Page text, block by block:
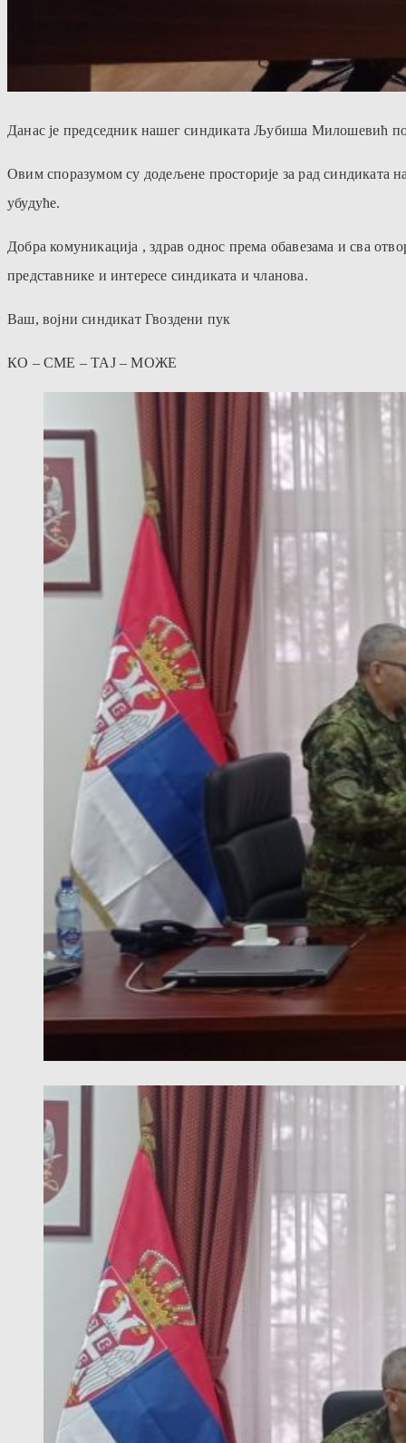
Данас је председник нашег синдиката Љубиша Милошевић
Овим споразумом су додељене просторије за рад синдиката
убудуће.
Добра комуникација , здрав однос према обавезама и сва
представнике и интересе синдиката и чланова.
Ваш, војни синдикат Гвоздени пук
КО – СМЕ – ТАЈ – МОЖЕ